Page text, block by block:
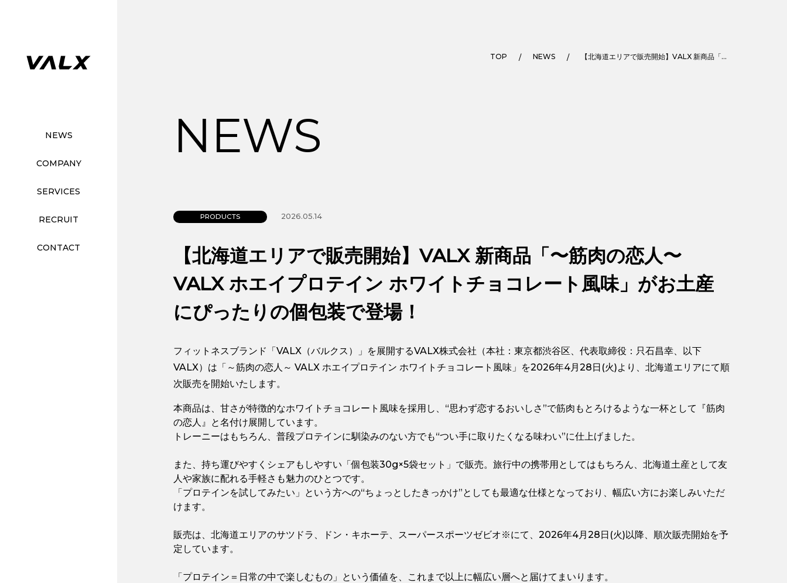
NEWS
COMPANY
SERVICES
RECRUIT
CONTACT
TOP NEWS 【北海道エリアで販売開始】VALX 新商品「〜筋肉の恋人〜 VALX ホエイプロテイン ホワイトチョコレート風味」がお土産にぴったりの個包装で登場！
NEWS
PRODUCTS 2026.05.14
【北海道エリアで販売開始】VALX 新商品「〜筋肉の恋人〜
VALX ホエイプロテイン ホワイトチョコレート風味」がお土産
にぴったりの個包装で登場！
フィットネスブランド「VALX（バルクス）」を展開するVALX株式会社（本社：東京都渋谷区、代表取締役：只石昌幸、以下
VALX）は「～筋肉の恋人～ VALX ホエイプロテイン ホワイトチョコレート風味」を2026年4月28日(火)より、北海道エリアにて順
次販売を開始いたします。
本商品は、甘さが特徴的なホワイトチョコレート風味を採用し、“思わず恋するおいしさ”で筋肉もとろけるような一杯として『筋肉
の恋人』と名付け展開しています。
トレーニーはもちろん、普段プロテインに馴染みのない方でも“つい手に取りたくなる味わい”に仕上げました。
また、持ち運びやすくシェアもしやすい「個包装30g×5袋セット」で販売。旅行中の携帯用としてはもちろん、北海道土産として友
人や家族に配れる手軽さも魅力のひとつです。
「プロテインを試してみたい」という方への“ちょっとしたきっかけ”としても最適な仕様となっており、幅広い方にお楽しみいただ
けます。
販売は、北海道エリアのサツドラ、ドン・キホーテ、スーパースポーツゼビオ※にて、2026年4月28日(火)以降、順次販売開始を予
定しています。
「プロテイン＝日常の中で楽しむもの」という価値を、これまで以上に幅広い層へと届けてまいります。